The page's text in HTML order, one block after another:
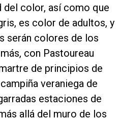
del color, así como que
es color de adultos, y
serán colores de los
con Pastoureau
de principios de
veraniega de
estaciones de
allá del muro de los